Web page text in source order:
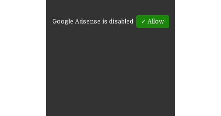
Google Adsense is disabled. ✓ Allow